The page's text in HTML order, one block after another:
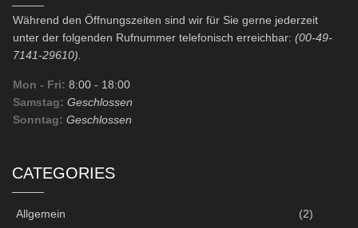
Während den Öffnungszeiten sind wir für Sie gerne jederzeit
unter der folgenden Rufnummer telefonisch erreichbar: (00-49-
7141-29610).
Mon - Fri: 8:00 - 18:00
Samstag: Geschlossen
Sonntag: Geschlossen
CATEGORIES
Allgemein (2)